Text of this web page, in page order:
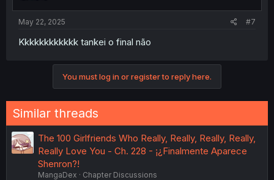
May 22, 2025 #7
Kkkkkkkkkkkk tankei o final não
You must log in or register to reply here.
Similar threads
The 100 Girlfriends Who Really, Really, Really, Really,
Really Love You - Ch. 228 - ¡¿Finalmente Aparece
Shenron?!
MangaDex
Chapter Discussions